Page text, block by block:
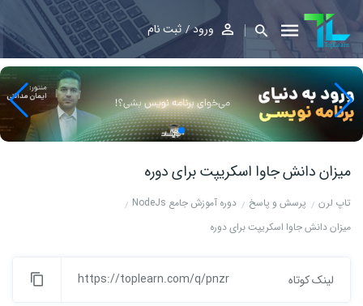
ورود ثبت نام
میزان دانش جاوا اسکریپت برای دوره
تاپ لرن پرسش و پاسخ
دوره آموزش جامع NodeJs
میزان دانش جاوا اسکریپت برای دوره
لینک کوتاه https://toplearn.com/q/pnzr